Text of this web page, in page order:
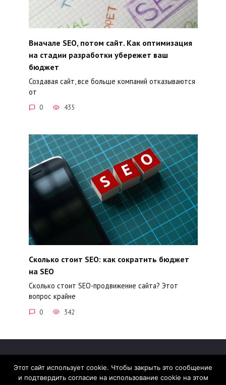
Вначале SEO, потом сайт. Как оптимизация
на стадии разработки убережет ваш
бюджет
Создавая сайт, все больше компаний отказываются
от
0 435
Сколько стоит SEO: как сократить бюджет
на SEO
Сколько стоит SEO-продвижение сайта? Этот
вопрос крайне
0 342
© 2026 madcats.ru
Этот сайт использует cookie. Чтобы закрыть это сообщение
и подтвердить согласие на использование cookie на этом